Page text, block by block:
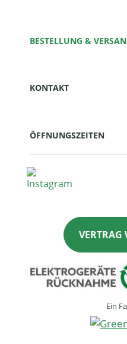
BESTELLUNG &
KONTAKT
ÖFFNUNGSZEITEN
VERTRAG
Ein